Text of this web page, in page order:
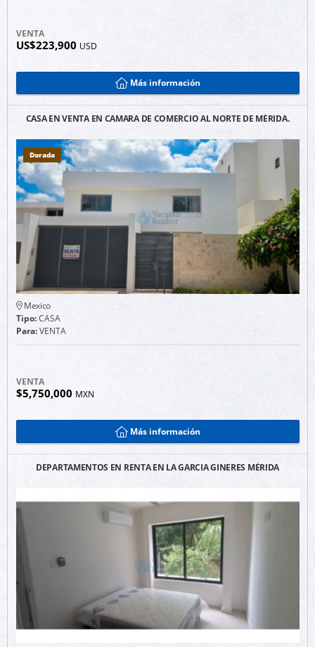
VENTA
US$223,900 USD
Más información
CASA EN VENTA EN CAMARA DE COMERCIO AL NORTE DE MÉRIDA.
Dorada
Mexico
Tipo:CASA
Para:VENTA
VENTA
$5,750,000 MXN
Más información
DEPARTAMENTOS EN RENTA EN LA GARCIA GINERES MÉRIDA